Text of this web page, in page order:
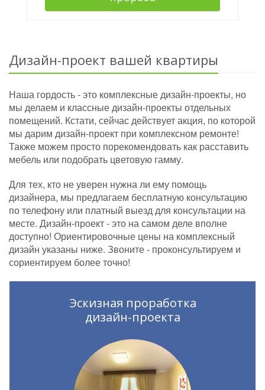
Дизайн-проект вашей квартиры
Наша гордость - это комплексные дизайн-проекты, но
мы делаем и классные дизайн-проекты отдельных
помещений. Кстати, сейчас действует акция, по которой
мы дарим дизайн-проект при комплексном ремонте!
Также можем просто порекомендовать как расставить
мебель или подобрать цветовую гамму.
Для тех, кто не уверен нужна ли ему помощь
дизайнера, мы предлагаем бесплатную консультацию
по телефону или платный выезд для консультации на
месте. Дизайн-проект - это на самом деле вполне
доступно! Ориентировочные цены на комплексный
дизайн указаны ниже. Звоните - проконсультируем и
сориентируем более точно!
Эскизная проработка
дизайн-проекта